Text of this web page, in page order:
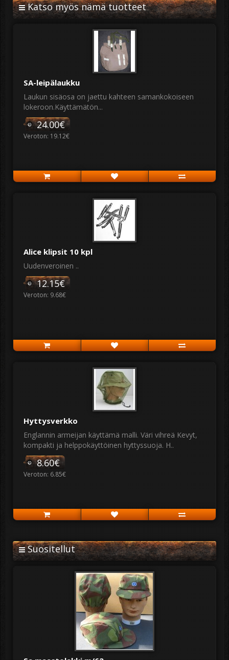
Katso myös nämä tuotteet
SA-leipälaukku
Laukun sisäosa on jaettu kahteen samankokoiseen
lokeroon.Käyttämätön...
24.00€
Veroton: 19.12€
Alice klipsit 10 kpl
Uudenveroinen ..
12.15€
Veroton: 9.68€
Hyttysverkko
Englannin armeijan käyttämä malli. Väri vihreä Kevyt,
kompakti ja helppokäyttöinen hyttyssuoja. H..
8.60€
Veroton: 6.85€
Suositellut